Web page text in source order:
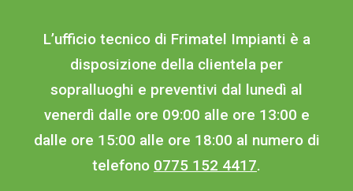
L’ufficio tecnico di Frimatel Impianti è a
disposizione della clientela per
sopralluoghi e preventivi dal lunedì al
venerdì dalle ore 09:00 alle ore 13:00 e
dalle ore 15:00 alle ore 18:00 al numero di
telefono 0775 152 4417.